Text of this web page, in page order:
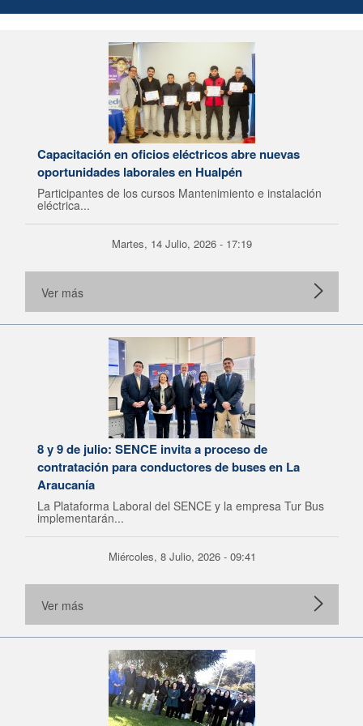
Capacitación en oficios eléctricos abre nuevas
oportunidades laborales en Hualpén
Participantes de los cursos Mantenimiento e instalación
eléctrica...
Martes, 14 Julio, 2026 - 17:19
Ver más
8 y 9 de julio: SENCE invita a proceso de
contratación para conductores de buses en La
Araucanía
La Plataforma Laboral del SENCE y la empresa Tur Bus
implementarán...
Miércoles, 8 Julio, 2026 - 09:41
Ver más